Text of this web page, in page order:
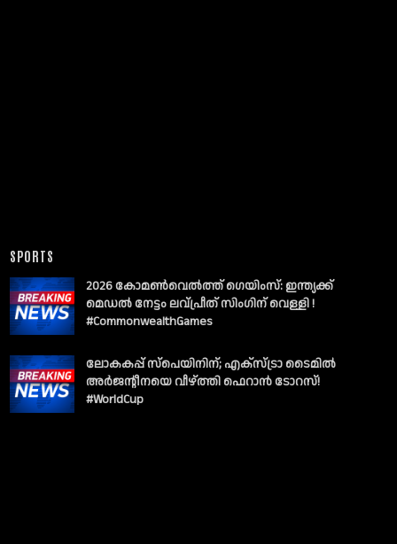
SPORTS
2026 കോമൺവെൽത്ത് ഗെയിംസ്: ഇന്ത്യക്ക്
മെഡൽ നേട്ടം ലവ്പ്രീത് സിംഗിന് വെള്ളി !
#CommonwealthGames
ലോകകപ്പ് സ്പെയിനിന്; എക്സ്ട്രാ ടൈമിൽ
അർജന്റീനയെ വീഴ്ത്തി ഫെറാൻ ടോറസ്!
#WorldCup